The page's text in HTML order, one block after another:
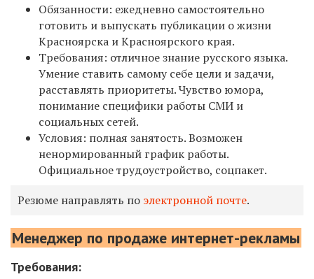
Обязанности: ежедневно самостоятельно
готовить и выпускать публикации о жизни
Красноярска и Красноярского края.
Требования: отличное знание русского языка.
Умение ставить самому себе цели и задачи,
расставлять приоритеты. Чувство юмора,
понимание специфики работы СМИ и
социальных сетей.
Условия: полная занятость. Возможен
ненормированный график работы.
Официальное трудоустройство, соцпакет.
Резюме направлять по электронной почте.
Менеджер по продаже интернет-рекламы
Требования: